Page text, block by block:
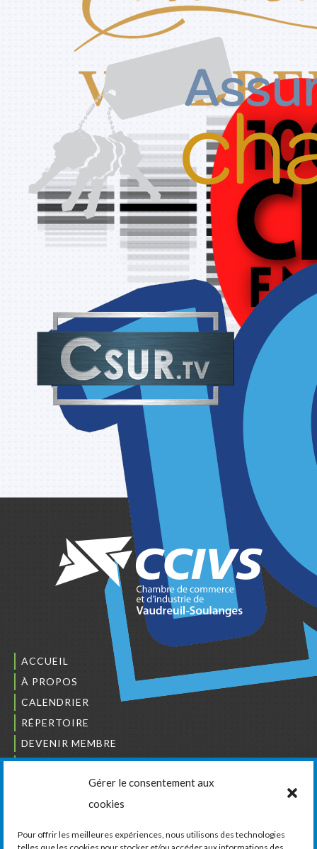
Gérer le consentement aux
cookies
Pour offrir les meilleures expériences, nous utilisons des technologies
ACCUEIL
À PROPOS
CALENDRIER
RÉPERTOIRE
DEVENIR MEMBRE
NOUS JOINDRE
L’ORDRE DES BÂTISSEURS